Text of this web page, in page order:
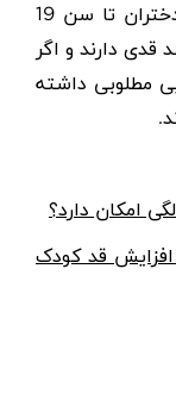
اشاره کنیم. بد نیست بدانید که معمولا دختران تا سن 19
امکان رشد قدی دارند و اگر
مطلوبی داشته
افزایش قد کودک